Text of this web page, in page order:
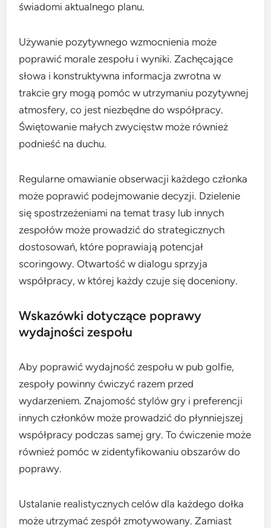
świadomi aktualnego planu.
Używanie pozytywnego wzmocnienia może
poprawić morale zespołu i wyniki. Zachęcające
słowa i konstruktywna informacja zwrotna w
trakcie gry mogą pomóc w utrzymaniu pozytywnej
atmosfery, co jest niezbędne do współpracy.
Świętowanie małych zwycięstw może również
podnieść na duchu.
Regularne omawianie obserwacji każdego członka
może poprawić podejmowanie decyzji. Dzielenie
się spostrzeżeniami na temat trasy lub innych
zespołów może prowadzić do strategicznych
dostosowań, które poprawiają potencjał
scoringowy. Otwartość w dialogu sprzyja
współpracy, w której każdy czuje się doceniony.
Wskazówki dotyczące poprawy
wydajności zespołu
Aby poprawić wydajność zespołu w pub golfie,
zespoły powinny ćwiczyć razem przed
wydarzeniem. Znajomość stylów gry i preferencji
innych członków może prowadzić do płynniejszej
współpracy podczas samej gry. To ćwiczenie może
również pomóc w zidentyfikowaniu obszarów do
poprawy.
Ustalanie realistycznych celów dla każdego dołka
może utrzymać zespół zmotywowany. Zamiast